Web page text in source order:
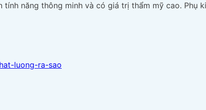
tính năng thông minh và có giá trị thẩm mỹ cao. Phụ